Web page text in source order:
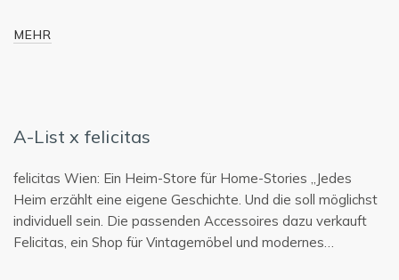
MEHR
A-List x felicitas
felicitas Wien: Ein Heim-Store für Home-Stories „Jedes
Heim erzählt eine eigene Geschichte. Und die soll möglichst
individuell sein. Die passenden Accessoires dazu verkauft
Felicitas, ein Shop für Vintagemöbel und modernes…